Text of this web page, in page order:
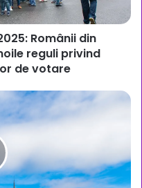
Românii din
reguli privind
de votare